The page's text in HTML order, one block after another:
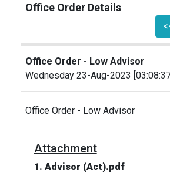
Office Order Details
Office Order - Low Advisor
Wednesday 23-Aug-2023
Office Order - Low Advisor
Attachment
1. Advisor (Act).pdf